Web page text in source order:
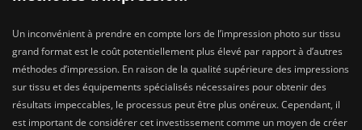
Un inconvénient à prendre en compte lors de l’impression photo sur tissu
grand format est le coût potentiellement plus élevé par rapport à d’autres
méthodes d’impression. En raison de la qualité supérieure des impressions
sur tissu et des équipements spécialisés nécessaires pour obtenir des
résultats impeccables, le processus peut être plus onéreux. Cependant, il
est important de considérer cet investissement comme un moyen de créer